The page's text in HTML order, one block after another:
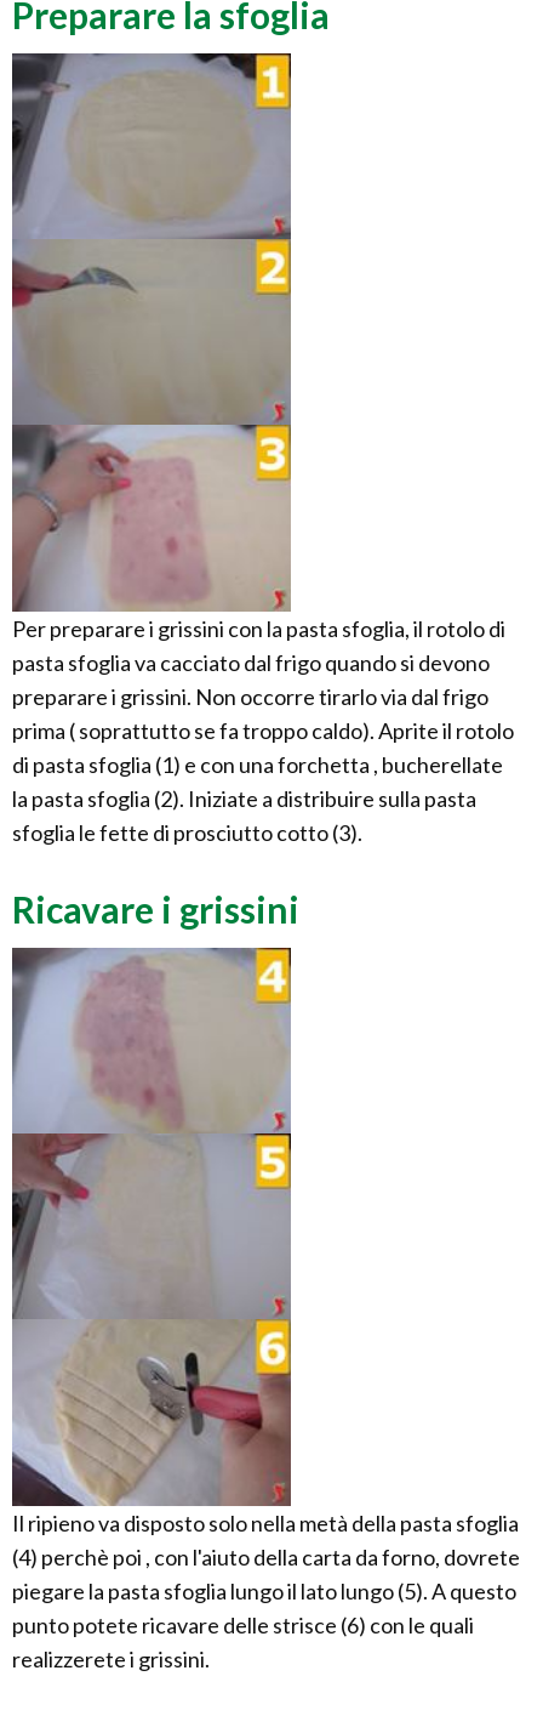
Preparare la sfoglia
Per preparare i grissini con la pasta sfoglia, il rotolo di
pasta sfoglia va cacciato dal frigo quando si devono
preparare i grissini. Non occorre tirarlo via dal frigo
prima ( soprattutto se fa troppo caldo). Aprite il rotolo
di pasta sfoglia (1) e con una forchetta , bucherellate
la pasta sfoglia (2). Iniziate a distribuire sulla pasta
sfoglia le fette di prosciutto cotto (3).
Ricavare i grissini
Il ripieno va disposto solo nella metà della pasta sfoglia
(4) perchè poi , con l'aiuto della carta da forno, dovrete
piegare la pasta sfoglia lungo il lato lungo (5). A questo
punto potete ricavare delle strisce (6) con le quali
realizzerete i grissini.